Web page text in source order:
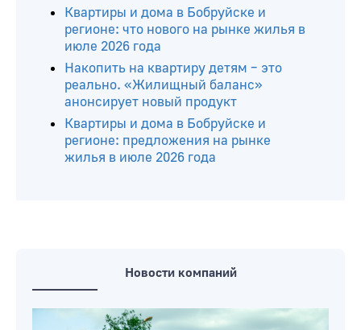
Квартиры и дома в Бобруйске и
регионе: что нового на рынке жилья в
июле 2026 года
Накопить на квартиру детям – это
реально. «Жилищный баланс»
анонсирует новый продукт
Квартиры и дома в Бобруйске и
регионе: предложения на рынке
жилья в июле 2026 года
Новости компаний